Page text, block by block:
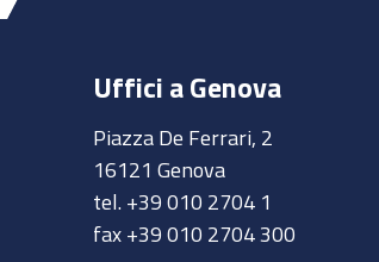
Uffici a Genova
Piazza De Ferrari, 2
16121 Genova
tel. +39 010 2704 1
fax +39 010 2704 300